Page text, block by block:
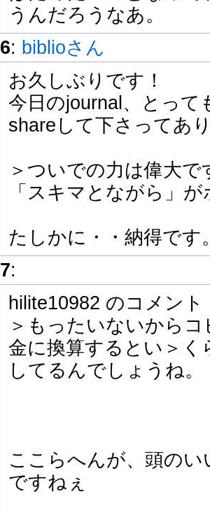
うんだろうなあ。
6: biblioさん
お久しぶりです！
今日のjournal、とって
shareして下さってあ
＞ついでの力は偉大で
「スキマとながら」
たしかに・・納得です
7:
hilite10982 のコメント
＞もったいないから
金に換算するとい＞く
してるんでしょうね。
ここらへんが、頭の
ですねぇ